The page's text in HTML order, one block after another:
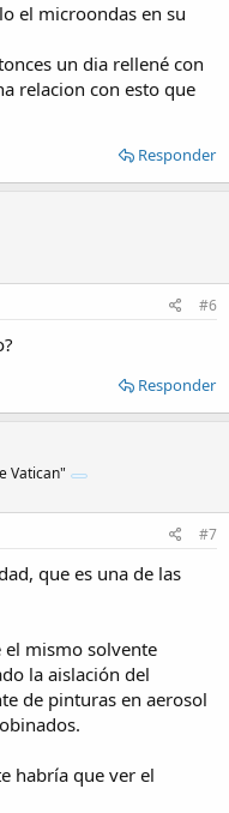
el microondas en su
un dia rellené con
relacion con esto que
Responder
#6
Responder
Vatican"
#7
que es una de las
mismo solvente
la aislación del
de pinturas en aerosol
habría que ver el